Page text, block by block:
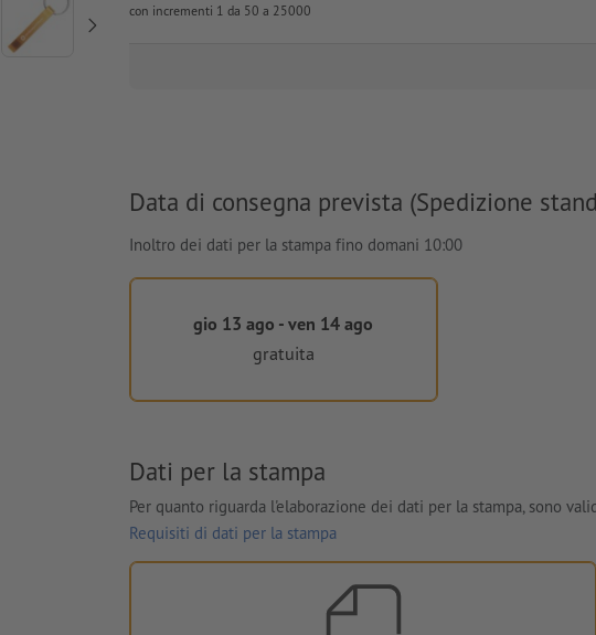
con incrementi 1 da 50 a 25000
Data di consegna prevista (Spedizione
Inoltro dei dati per la stampa fino domani 10:00
gio 13 ago - ven 14 ago
gratuita
Dati per la stampa
Per quanto riguarda l'elaborazione dei dati per la stampa, sono
Requisiti di dati per la stampa